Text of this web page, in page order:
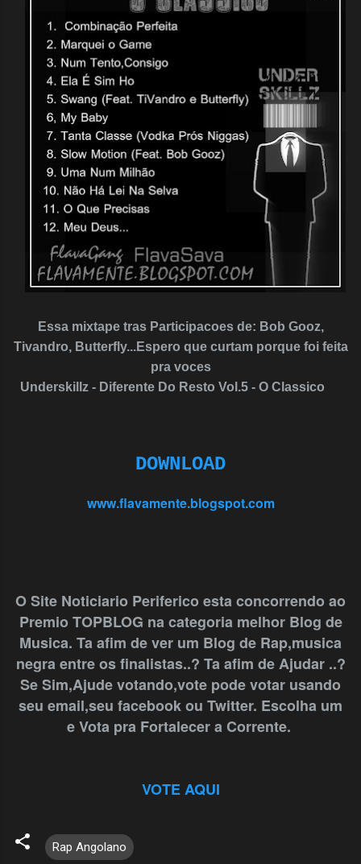
Essa mixtape tras Participacoes de: Bob Gooz,
Tivandro, Butterfly...Espero que curtam porque foi feita
pra voces
Underskillz - Diferente Do Resto Vol.5 - O Classico
DOWNLOAD
www.flavamente.blogspot.com
O Site Noticiario Periferico esta concorrendo ao
Premio TOPBLOG na categoria melhor Blog de
Musica. Ta afim de ver um Blog de Rap,musica
negra entre os finalistas..? Ta afim de Ajudar ..?
Se Sim,Ajude votando,vote pode votar usando
seu email,seu facebook ou Twitter. Escolha um
e Vota pra Fortalecer a Corrente.
VOTE AQUI
Rap Angolano